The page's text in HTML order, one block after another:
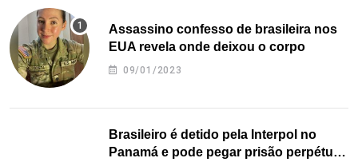
Assassino confesso de brasileira nos
EUA revela onde deixou o corpo
09/01/2023
Brasileiro é detido pela Interpol no
Panamá e pode pegar prisão perpétua